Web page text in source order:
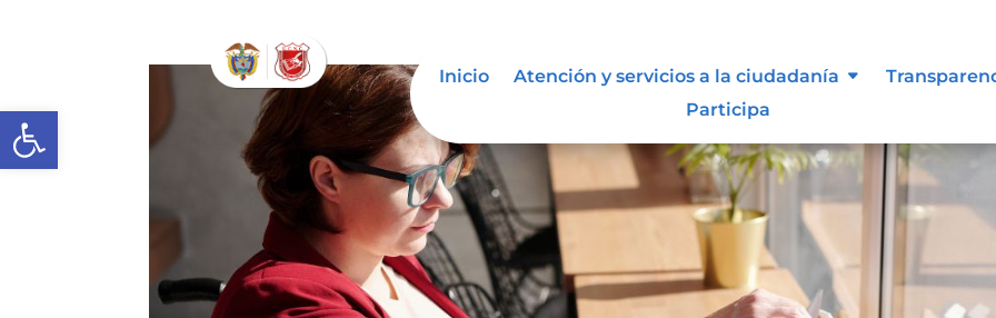
Abrir barra de herramientas
Inicio Atención y servicios a la ciudadanía
Participa